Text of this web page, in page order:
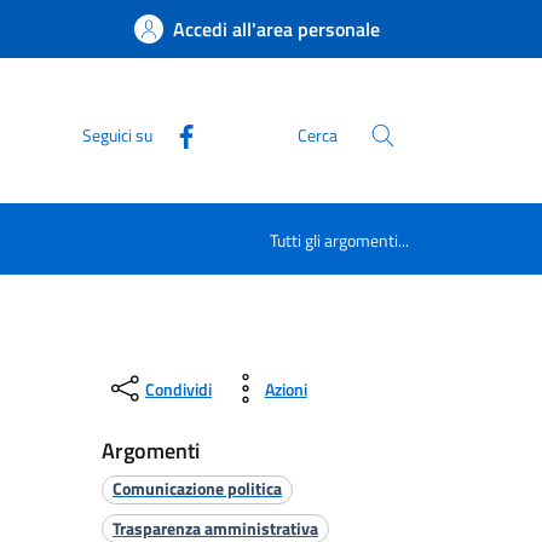
Accedi all'area personale
Seguici su Cerca
Tutti gli argomenti...
Condividi Azioni
Argomenti
Comunicazione politica
Trasparenza amministrativa